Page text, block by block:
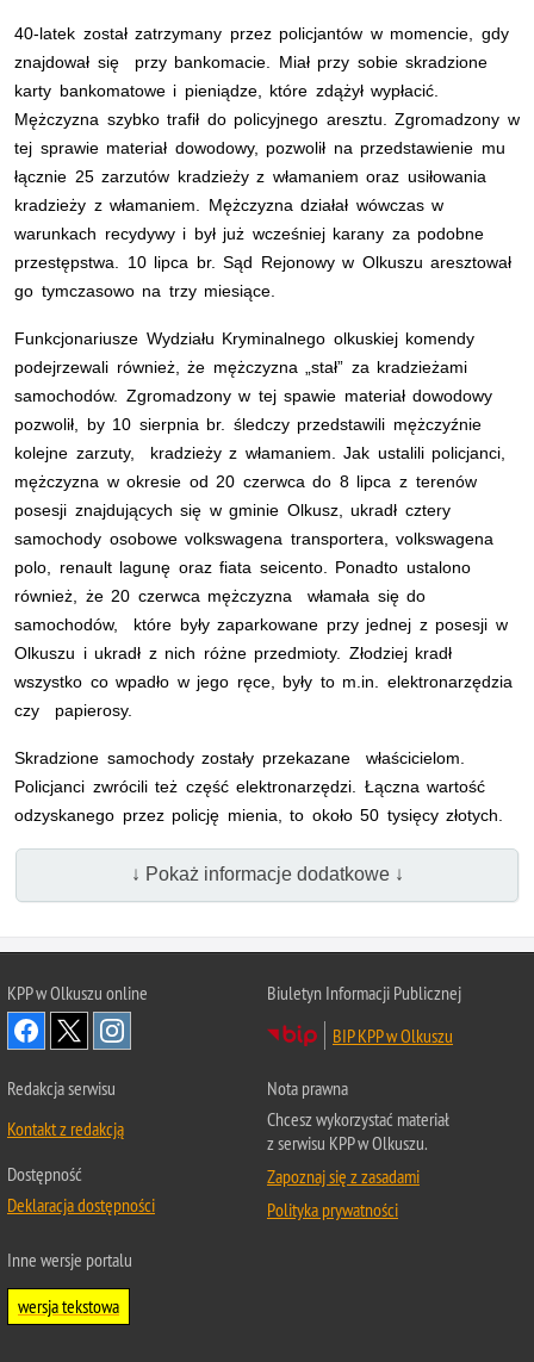
40-latek został zatrzymany przez policjantów w momencie, gdy
znajdował się przy bankomacie. Miał przy sobie skradzione
karty bankomatowe i pieniądze, które zdążył wypłacić.
Mężczyzna szybko trafił do policyjnego aresztu. Zgromadzony w
tej sprawie materiał dowodowy, pozwolił na przedstawienie mu
łącznie 25 zarzutów kradzieży z włamaniem oraz usiłowania
kradzieży z włamaniem. Mężczyzna działał wówczas w
warunkach recydywy i był już wcześniej karany za podobne
przestępstwa. 10 lipca br. Sąd Rejonowy w Olkuszu aresztował
go tymczasowo na trzy miesiące.
Funkcjonariusze Wydziału Kryminalnego olkuskiej komendy
podejrzewali również, że mężczyzna „stał” za kradzieżami
samochodów. Zgromadzony w tej spawie materiał dowodowy
pozwolił, by 10 sierpnia br. śledczy przedstawili mężczyźnie
kolejne zarzuty, kradzieży z włamaniem. Jak ustalili policjanci,
mężczyzna w okresie od 20 czerwca do 8 lipca z terenów
posesji znajdujących się w gminie Olkusz, ukradł cztery
samochody osobowe volkswagena transportera, volkswagena
polo, renault lagunę oraz fiata seicento. Ponadto ustalono
również, że 20 czerwca mężczyzna włamała się do
samochodów, które były zaparkowane przy jednej z posesji w
Olkuszu i ukradł z nich różne przedmioty. Złodziej kradł
wszystko co wpadło w jego ręce, były to m.in. elektronarzędzia
czy papierosy.
Skradzione samochody zostały przekazane właścicielom.
Policjanci zwrócili też część elektronarzędzi. Łączna wartość
odzyskanego przez policję mienia, to około 50 tysięcy złotych.
↓ Pokaż informacje dodatkowe ↓
KPP w Olkuszu online
Biuletyn Informacji Publicznej
BIP KPP w Olkuszu
Redakcja serwisu
Kontakt z redakcją
Dostępność
Deklaracja dostępności
Nota prawna
Chcesz wykorzystać materiał
z serwisu KPP w Olkuszu.
Zapoznaj się z zasadami
Polityka prywatności
Inne wersje portalu
wersja tekstowa